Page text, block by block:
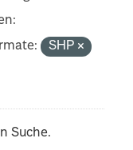
SHP
Suche.